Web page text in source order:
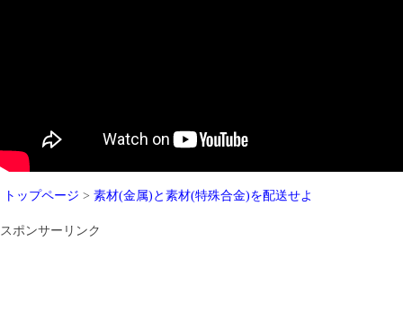
トップページ > 素材(金属)と素材(特殊合金)を配送せよ
スポンサーリンク